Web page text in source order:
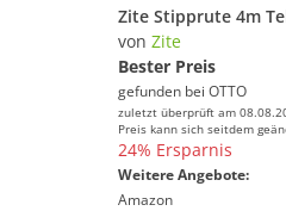
von Zite
Bester Preis
gefunden bei OTTO
zuletzt überprüft am
Preis kann sich seitdem
24% Ersparnis
Weitere Angebote:
Amazon